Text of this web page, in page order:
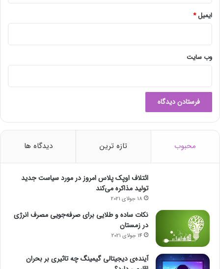
د
ر
ر
ز
گ
ذ
ت
خ
ایمیل*
وب‌ سایت
محبوب تازه ترین دیدگاه ها
ائتلاف اوپک پلاس امروز در مورد سیاست جدید
تولید مذاکره می‌کند
18 جولای 2021
نکات ساده و طلایی برای صرفه‌جویی مصرف انرژی
در زمستان
14 جولای 2021
آینده‌ی دیجیتالی گیمینگ چه تاثیری بر بحران